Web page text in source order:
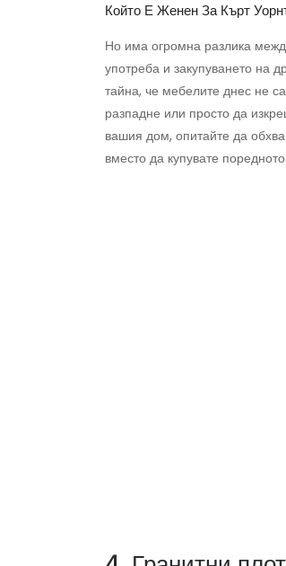
Който Е Женен За Кърт
Но има огромна разлика
употреба и закупуването на
тайна, че мебелите днес не
разпадне или просто да
вашия дом, опитайте да
вместо да купувате